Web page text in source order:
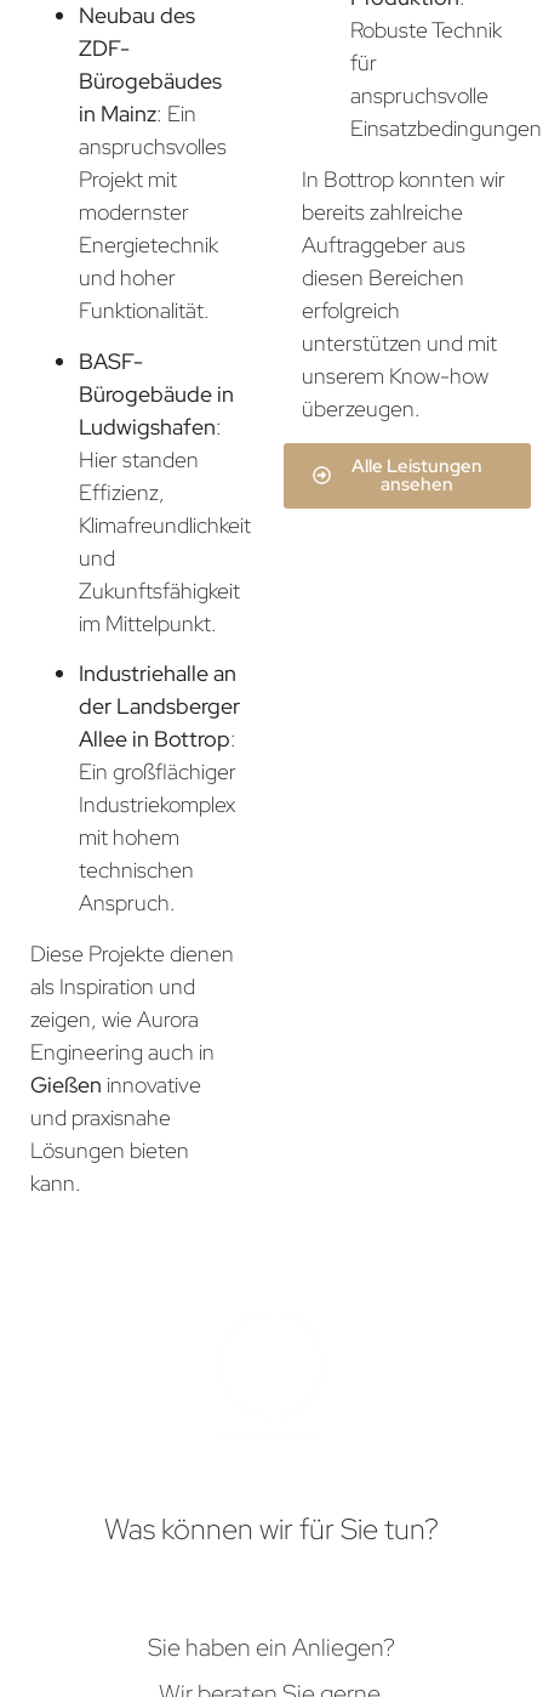
Neubau des
ZDF-
Bürogebäudes
in Mainz: Ein
anspruchsvolles
Projekt mit
modernster
Energietechnik
und hoher
Funktionalität.
BASF-
Bürogebäude in
Ludwigshafen:
Hier standen
Effizienz,
Klimafreundlichkeit
und
Zukunftsfähigkeit
im Mittelpunkt.
Industriehalle an
der Landsberger
Allee in Bottrop:
Ein großflächiger
Industriekomplex
mit hohem
technischen
Anspruch.
Diese Projekte dienen
als Inspiration und
zeigen, wie Aurora
Engineering auch in
Gießen innovative
und praxisnahe
Lösungen bieten
kann.
Robuste Technik
für
anspruchsvolle
In Bottrop konnten wir
bereits zahlreiche
Auftraggeber aus
diesen Bereichen
erfolgreich
unterstützen und mit
unserem Know-how
überzeugen.
Alle Leistungen
ansehen
Was können wir für Sie tun?
Sie haben ein Anliegen?